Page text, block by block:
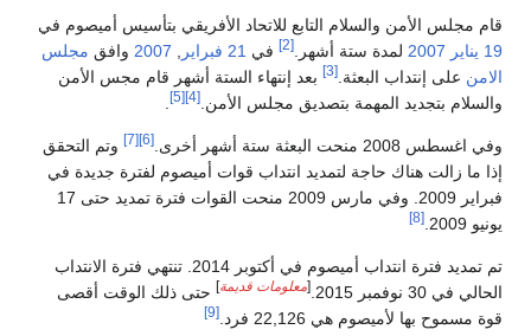
قام مجلس الأمن والسلام التابع للاتحاد الأفريقي بتأسيس أميصوم في
19 يناير
2007 لمدة ستة أشهر.[2] في 21 فبراير ,
2007 وافق مجلس
الامن على إنتداب البعثة.[3]
بعد إنتهاء الستة أشهر قام مجس الأمن
والسلام بتجديد المهمة بتصديق مجلس الأمن.[4]
[5]
.
وفي اغسطس 2008 منحت البعثة ستة أشهر أخرى. [6]
[7]
وتم التحقق
إذا ما زالت هناك حاجة لتمديد انتداب قوات أميصوم لفترة جديدة في
فبراير 2009. وفي مارس 2009 منحت القوات فترة تمديد حتى 17
يونيو 2009.
[8]
تم تمديد فترة انتداب أميصوم في أكتوبر 2014. تنتهي فترة الانتداب
الحالي في 30 نوفمبر 2015.
[معلومات قديمة] حتى ذلك الوقت أقصى
قوة مسموح بها لأميصوم هي 22,126 فرد.
[9]